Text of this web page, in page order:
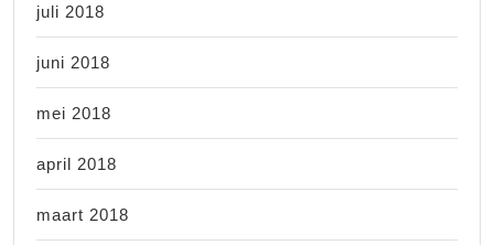
juli 2018
juni 2018
mei 2018
april 2018
maart 2018